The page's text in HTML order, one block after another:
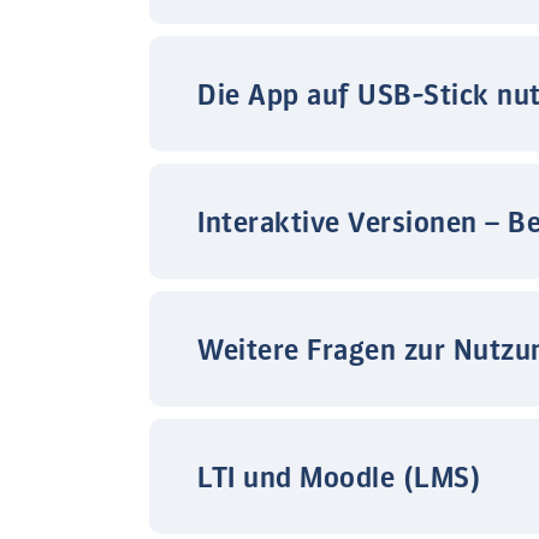
Die App auf USB-Stick
Interaktive Versionen –
Weitere Fragen zur
LTI und Moodle (LMS)